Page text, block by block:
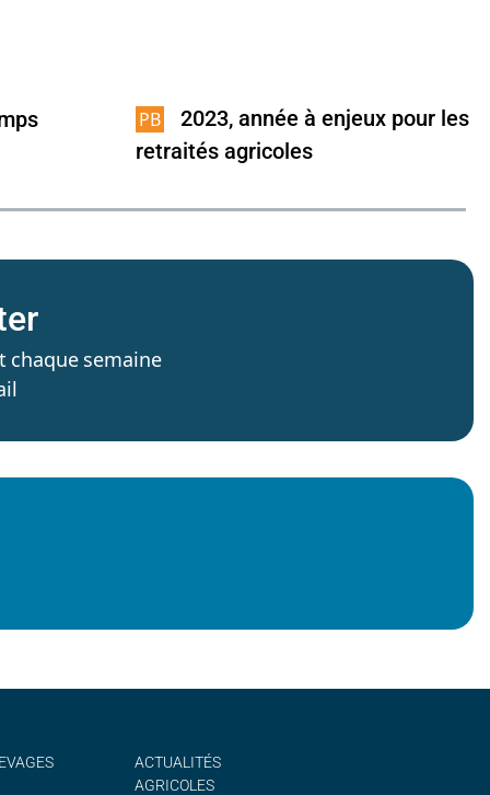
2023, année à enjeux pour les
retraités agricoles
chaque semaine
ACTUALITÉS
AGRICOLES